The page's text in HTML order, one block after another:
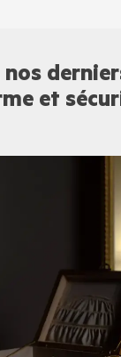
et